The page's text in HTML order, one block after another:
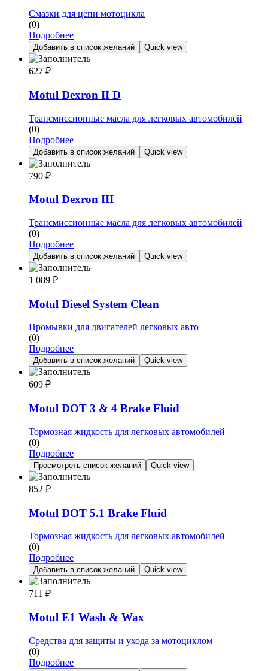
Смазки для цепи мотоцикла
(0)
Подробнее
Добавить в список желаний Quick view
627 ₽
Motul Dexron II D
Трансмиссионные масла для легковых автомобилей
(0)
Подробнее
Добавить в список желаний Quick view
790 ₽
Motul Dexron III
Трансмиссионные масла для легковых автомобилей
(0)
Подробнее
Добавить в список желаний Quick view
1 089 ₽
Motul Diesel System Clean
Промывки для двигателей легковых авто
(0)
Подробнее
Добавить в список желаний Quick view
609 ₽
Motul DOT 3 & 4 Brake Fluid
Тормозная жидкость для легковых автомобилей
(0)
Подробнее
Просмотреть список желаний Quick view
852 ₽
Motul DOT 5.1 Brake Fluid
Тормозная жидкость для легковых автомобилей
(0)
Подробнее
Добавить в список желаний Quick view
711 ₽
Motul E1 Wash & Wax
Средства для защиты и ухода за мотоциклом
(0)
Подробнее